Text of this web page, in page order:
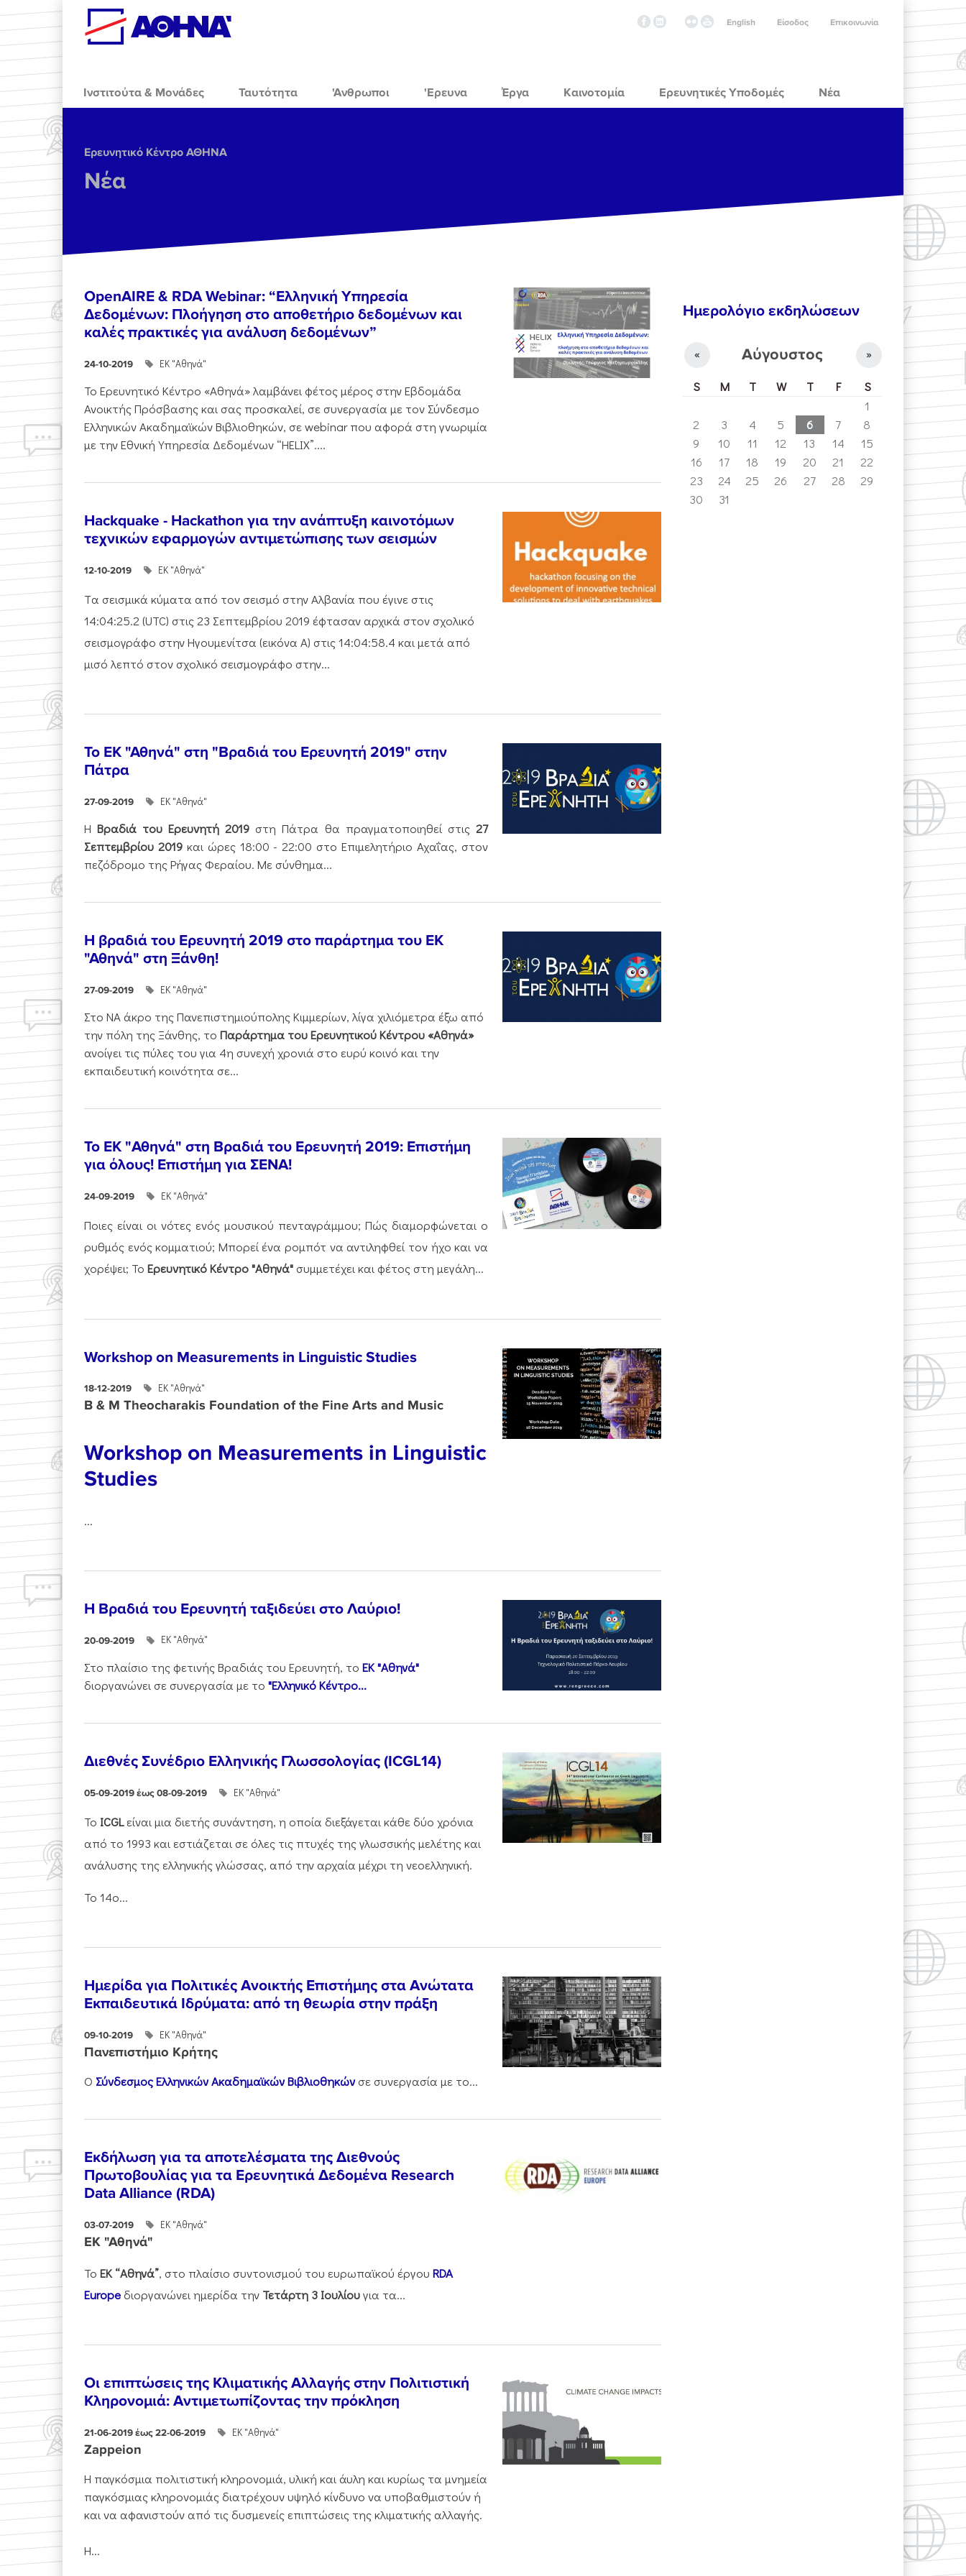
Skip to main content
Επικοινωνία
Είσοδος
English
Ινστιτούτα & Μονάδες Ταυτότητα 'Ανθρωποι 'Ερευνα Έργα Καινοτομία Ερευνητικές Υποδομές Νέα
Ερευνητικό Κέντρο ΑΘΗΝΑ
Νέα
OpenAIRE & RDA Webinar: “Ελληνική Υπηρεσία
Δεδομένων: Πλοήγηση στο αποθετήριο δεδομένων και
καλές πρακτικές για ανάλυση δεδομένων”
24-10-2019 ΕΚ "Αθηνά"
Το Ερευνητικό Κέντρο «Αθηνά» λαμβάνει φέτος μέρος στην Εβδομάδα
Ανοικτής Πρόσβασης και σας προσκαλεί, σε συνεργασία με τον Σύνδεσμο
Ελληνικών Ακαδημαϊκών Βιβλιοθηκών, σε webinar που αφορά στη γνωριμία
με την Εθνική Υπηρεσία Δεδομένων “HELIX”....
Hackquake - Hackathon για την ανάπτυξη καινοτόμων
τεχνικών εφαρμογών αντιμετώπισης των σεισμών
12-10-2019 ΕΚ "Αθηνά"
Tα σεισμικά κύματα από τον σεισμό στην Αλβανία που έγινε στις
14:04:25.2 (UTC) στις 23 Σεπτεμβρίου 2019 έφτασαν αρχικά στον σχολικό
σεισμογράφο στην Ηγουμενίτσα (εικόνα Α) στις 14:04:58.4 και μετά από
μισό λεπτό στον σχολικό σεισμογράφο στην...
Το ΕΚ "Αθηνά" στη "Βραδιά του Ερευνητή 2019" στην
Πάτρα
27-09-2019 ΕΚ "Αθηνά"
ΗΒραδιά του Ερευνητή 2019 στη Πάτρα θα πραγματοποιηθεί στις 27
Σεπτεμβρίου 2019και ώρες 18:00 - 22:00 στο Επιμελητήριο Αχαΐας, στον
πεζόδρομο της Ρήγας Φεραίου. Με σύνθημα...
Η βραδιά του Ερευνητή 2019 στο παράρτημα του ΕΚ
"Αθηνά" στη Ξάνθη!
27-09-2019 ΕΚ "Αθηνά"
Στο ΝΑ άκρο της Πανεπιστημιούπολης Κιμμερίων, λίγα χιλιόμετρα έξω από
την πόλη της Ξάνθης, το Παράρτημα του Ερευνητικού Κέντρου «Αθηνά»
ανοίγει τις πύλες του για 4η συνεχή χρονιά στο ευρύ κοινό και την
εκπαιδευτική κοινότητα σε...
Το ΕK "Αθηνά" στη Βραδιά του Ερευνητή 2019: Επιστήμη
για όλους! Επιστήμη για ΣΕΝΑ!
24-09-2019 ΕΚ "Αθηνά"
Ποιες είναι οι νότες ενός μουσικού πενταγράμμου; Πώς διαμορφώνεται ο
ρυθμός ενός κομματιού; Μπορεί ένα ρομπότ να αντιληφθεί τον ήχο και να
χορέψει; Το Ερευνητικό Κέντρο "Αθηνά" συμμετέχει και φέτος στη μεγάλη...
Workshop on Measurements in Linguistic Studies
18-12-2019 ΕΚ "Αθηνά"
B & M Theocharakis Foundation of the Fine Arts and Music
Workshop on Measurements in Linguistic
Studies
...
Η Βραδιά του Ερευνητή ταξιδεύει στο Λαύριο!
20-09-2019 ΕΚ "Αθηνά"
Στο πλαίσιο της φετινής Βραδιάς του Ερευνητή, το ΕΚ "Αθηνά"
διοργανώνει σε συνεργασία με το "Ελληνικό Κέντρο...
Διεθνές Συνέδριο Ελληνικής Γλωσσολογίας (ICGL14)
05-09-2019 έως 08-09-2019 ΕΚ "Αθηνά"
To ICGLείναι μια διετής συνάντηση, η οποία διεξάγεται κάθε δύο χρόνια
από το 1993 και εστιάζεται σε όλες τις πτυχές της γλωσσικής μελέτης και
ανάλυσης της ελληνικής γλώσσας, από την αρχαία μέχρι τη νεοελληνική.
Το 14ο...
Ημερίδα για Πολιτικές Ανοικτής Επιστήμης στα Ανώτατα
Εκπαιδευτικά Ιδρύματα: από τη θεωρία στην πράξη
09-10-2019 ΕΚ "Αθηνά"
Πανεπιστήμιο Κρήτης
Ο Σύνδεσμος Ελληνικών Ακαδημαϊκών Βιβλιοθηκών σε συνεργασία με το...
Εκδήλωση για τα αποτελέσματα της Διεθνούς
Πρωτοβουλίας για τα Ερευνητικά Δεδομένα Research
Data Alliance (RDA)
03-07-2019 ΕΚ "Αθηνά"
ΕΚ "Αθηνά"
Το ΕΚ “Αθηνά”, στο πλαίσιο συντονισμού του ευρωπαϊκού έργου RDA
Europe διοργανώνει ημερίδα την Τετάρτη 3 Ιουλίουγια τα...
Οι επιπτώσεις της Κλιματικής Αλλαγής στην Πολιτιστική
Κληρονομιά: Αντιμετωπίζοντας την πρόκληση
21-06-2019 έως 22-06-2019 ΕΚ "Αθηνά"
Zappeion
Η παγκόσμια πολιτιστική κληρονομιά, υλική και άυλη και κυρίως τα μνημεία
παγκόσμιας κληρονομιάς διατρέχουν υψηλό κίνδυνο να υποβαθμιστούν ή
και να αφανιστούν από τις δυσμενείς επιπτώσεις της κλιματικής αλλαγής.
Η...
Ημερολόγιο εκδηλώσεων
Αύγουστος
« »
S M T W T F
S
1
2
3 4 5 6 7
8
9
10 11 12 13 14
15
16
17 18 19 20 21
22
23
24 25 26 27 28
29
30
31